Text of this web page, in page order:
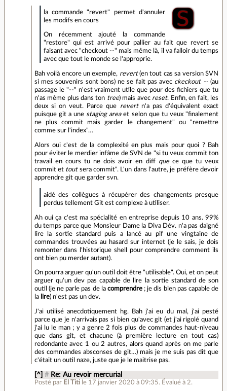
la commande "revert" permet d'annuler
les modifs en cours
On récemment ajouté la commande
"restore" qui est arrivé pour pallier au fait que revert se
faisant avec "checkout --" mais même là, il va falloir du temps
avec que tout le monde se l'approprie.
Bah voilà encore un exemple, revert(en tout cas sa version SVN
si mes souvenirs sont bons) ne se fait pas avec ckeckout --(au
passage le "--" n'est vraiment utile que pour des fichiers que tu
n'as même plus dans ton tree) mais avec reset. Enfin, en fait, les
deux si on veut. Parce que
revertn'a pas d'équivalent exact
puisque git a une staging areaet selon que tu veux "finalement
ne plus commit mais garder le changement" ou "remettre
comme sur l'index"…
Alors oui c'est de la complexité en plus mais pour quoi ? Bah
pour éviter le merdier infâme de SVN de "si tu veux commit ton
travail en cours tu ne dois avoir en diff quece que tu veux
commit et toutsera commit". L'un dans l'autre, je préfère devoir
apprendre git que garder svn.
aidé des collègues à récupérer des changements presque
perdus tellement Git est complexe à utiliser.
Ah oui ça c'est ma spécialité en entreprise depuis 10 ans. 99%
du temps parce que Monsieur Dame la Diva Dév. n'a pas daigné
lire la sortie standard puis a lancé au pif une vingtaine de
commandes trouvées au hasard sur internet (je le sais, je dois
remonter dans l'historique shell pour comprendre comment ils
ont bien pu merder autant).
On pourra arguer qu'un outil doit être "utilisable". Oui, et on peut
arguer qu'un dev pas capable de lire la sortie standard de son
outil (je ne parle pas de la comprendre; je dis bien pas capable de
la lire) n'est pas un dev.
J'ai utilisé anecdotiquement hg. Bah j'ai eu du mal, j'ai pesté
parce que je n'arrivais pas si bien qu'avec git (et j'ai rigolé quand
j'ai lu le man ; y a genre 2 fois plus de commandes haut-niveau
que dans git, et chacune (à première lecture en tout cas)
redondante avec 1 ou 2 autres, alors quand après on me parle
des commandes absconses de git…) mais je me suis pas dit que
c'était un outil naze, juste que je le maitrise pas.
[^] # Re: Au revoir mercurial
Posté par El Titi le 17 janvier 2020 à 09:35. Évalué à 2.